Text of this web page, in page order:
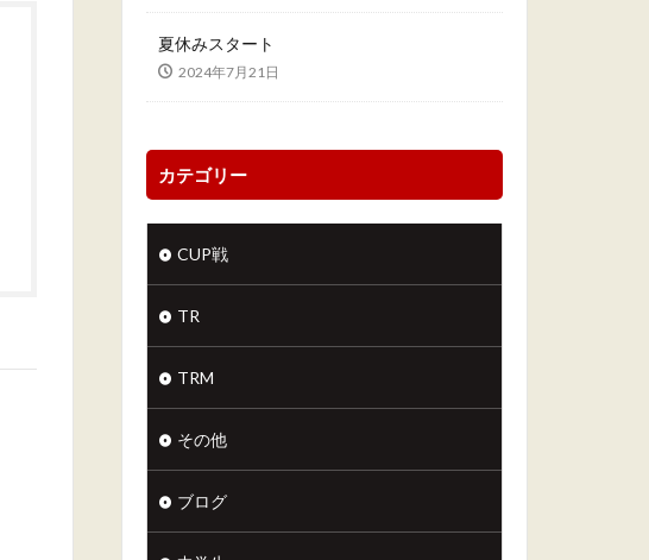
夏休みスタート
2024年7月21日
カテゴリー
CUP戦
TR
TRM
その他
ブログ